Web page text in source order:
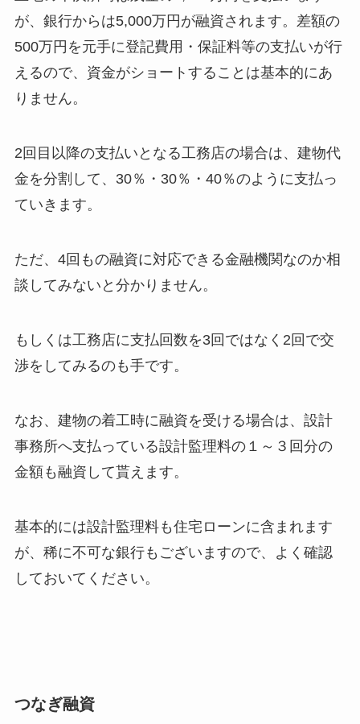
が、銀行からは5,000万円が融資されます。差額の
500万円を元手に登記費用・保証料等の支払いが行
えるので、資金がショートすることは基本的にあ
りません。
2回目以降の支払いとなる工務店の場合は、建物代
金を分割して、30％・30％・40％のように支払っ
ていきます。
ただ、4回もの融資に対応できる金融機関なのか相
談してみないと分かりません。
もしくは工務店に支払回数を3回ではなく2回で交
渉をしてみるのも手です。
なお、建物の着工時に融資を受ける場合は、設計
事務所へ支払っている設計監理料の１～３回分の
金額も融資して貰えます。
基本的には設計監理料も住宅ローンに含まれます
が、稀に不可な銀行もございますので、よく確認
しておいてください。
つなぎ融資